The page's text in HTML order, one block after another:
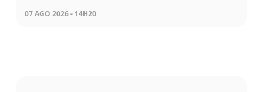
07 AGO 2026 - 14H20